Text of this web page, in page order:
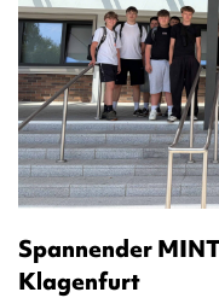
Spannender
Klagenfurt